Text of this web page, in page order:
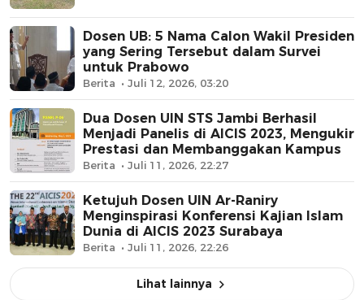
Dosen UB: 5 Nama Calon Wakil Presiden
yang Sering Tersebut dalam Survei
untuk Prabowo
Berita Juli 12, 2026, 03:20
Dua Dosen UIN STS Jambi Berhasil
Menjadi Panelis di AICIS 2023, Mengukir
Prestasi dan Membanggakan Kampus
Berita Juli 11, 2026, 22:27
Ketujuh Dosen UIN Ar-Raniry
Menginspirasi Konferensi Kajian Islam
Dunia di AICIS 2023 Surabaya
Berita Juli 11, 2026, 22:26
Lihat lainnya